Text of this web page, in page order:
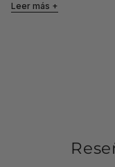
DODGE JOURNEY
Ventajas de
Leer más